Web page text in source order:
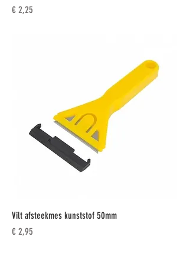
Prijs
€ 2,25
Vilt afsteekmes kunststof 50mm
Prijs
€ 2,95